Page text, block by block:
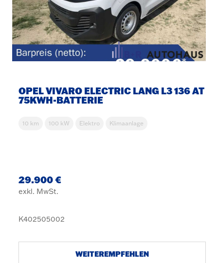
OPEL VIVARO ELECTRIC LANG L3 136 AT
75KWH-BATTERIE
10 km 100 kW Elektro Klimaanlage
29.900 €
exkl. MwSt.
K402505002
WEITEREMPFEHLEN